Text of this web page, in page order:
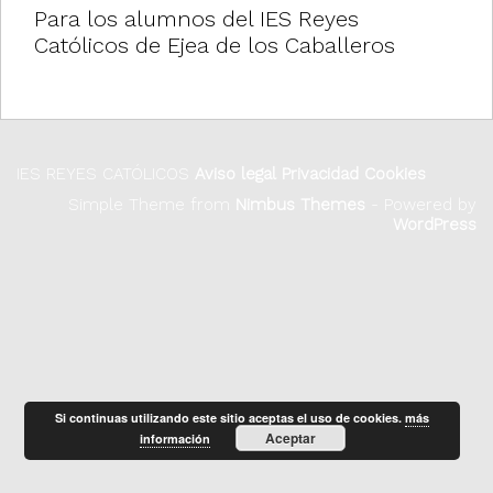
Para los alumnos del IES Reyes
Católicos de Ejea de los Caballeros
IES REYES CATÓLICOS Aviso legal Privacidad
Cookies
Simple Theme from
Nimbus Themes - Powered by
WordPress
Si continuas utilizando este sitio aceptas el uso de cookies.más
información
Aceptar